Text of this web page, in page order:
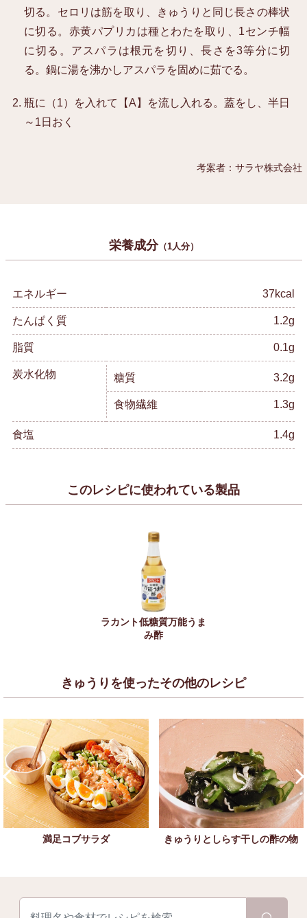
切る。セロリは筋を取り、きゅうりと同じ長さの棒状
に切る。赤黄パプリカは種とわたを取り、1センチ幅
に切る。アスパラは根元を切り、長さを3等分に切
る。鍋に湯を沸かしアスパラを固めに茹でる。
瓶に（1）を入れて【A】を流し入れる。蓋をし、半日
～1日おく
考案者：サラヤ株式会社
栄養成分（1人分）
エネルギー 37kcal
たんぱく質 1.2g
脂質 0.1g
炭水化物 糖質 3.2g
食物繊維 1.3g
食塩 1.4g
このレシピに使われている製品
ラカント低糖質万能うま
み酢
きゅうりを使ったその他のレシピ
満足コブサラダ きゅうりとしらす干しの酢の物